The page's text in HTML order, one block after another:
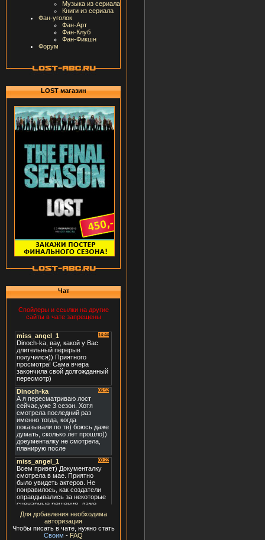
Музыка из сериала
Книги из сериала
Фан-уголок
Фан-Арт
Фан-Клуб
Фан-Фикшн
Форум
LOST магазин
Чат
Спойлеры и ссылки на другие
сайты в чате запрещены
Для добавления необходима
авторизация
Чтобы писать в чате, нужно стать
Своим - FAQ